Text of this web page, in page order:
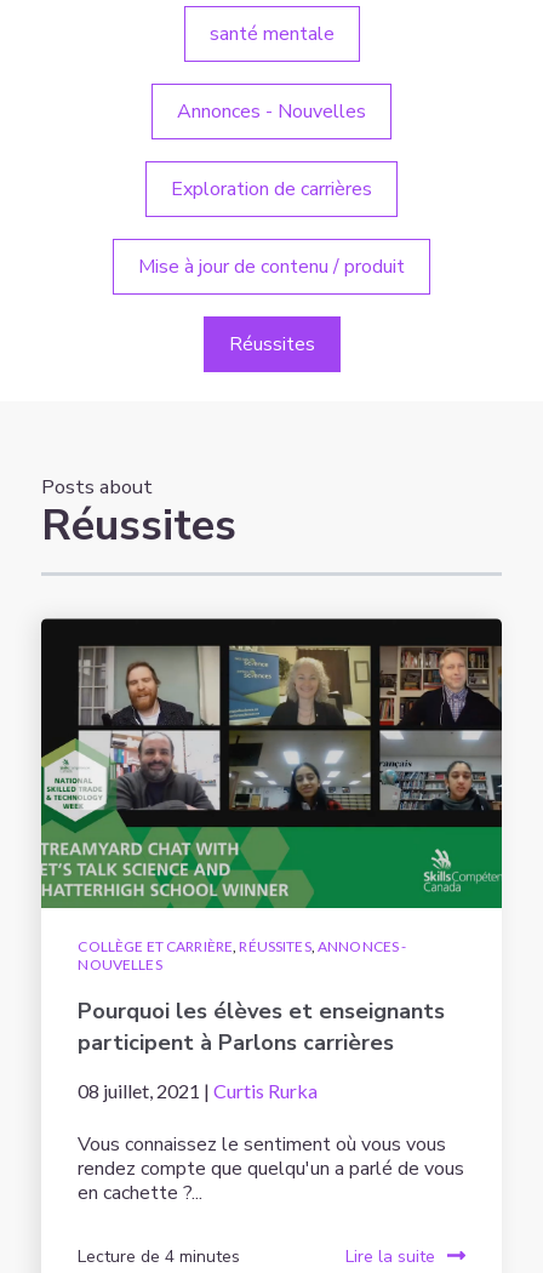
santé mentale
Annonces - Nouvelles
Exploration de carrières
Mise à jour de contenu / produit
Réussites
Posts about
Réussites
COLLÈGE ET CARRIÈRE,RÉUSSITES,ANNONCES -
NOUVELLES
Pourquoi les élèves et enseignants
participent à Parlons carrières
08 juillet, 2021 |Curtis Rurka
Vous connaissez le sentiment où vous vous
rendez compte que quelqu'un a parlé de vous
en cachette ?...
Lecture de 4 minutes Lire la suite